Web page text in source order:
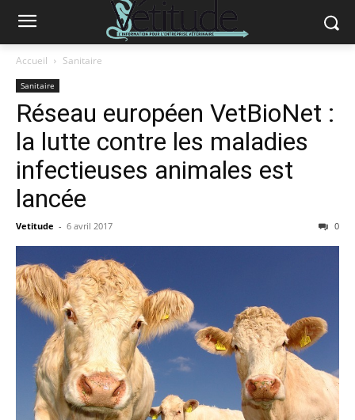
Accueil Sanitaire
Sanitaire
Réseau européen VetBioNet :
la lutte contre les maladies
infectieuses animales est
lancée
Vetitude - 6 avril 2017 0